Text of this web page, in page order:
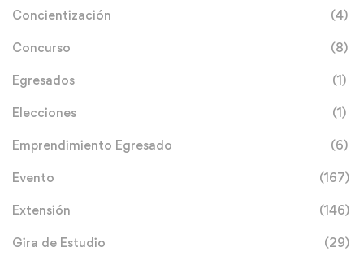
Concientización (4)
Concurso (8)
Egresados (1)
Elecciones (1)
Emprendimiento Egresado (6)
Evento (167)
Extensión (146)
Gira de Estudio (29)